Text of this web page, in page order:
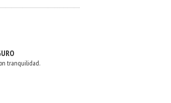
tranquilidad.